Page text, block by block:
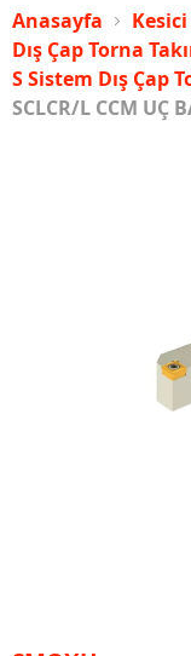
Anasayfa
Dış Çap Torna
S Sistem Dış Çap
SCLCR/L CCM UÇ